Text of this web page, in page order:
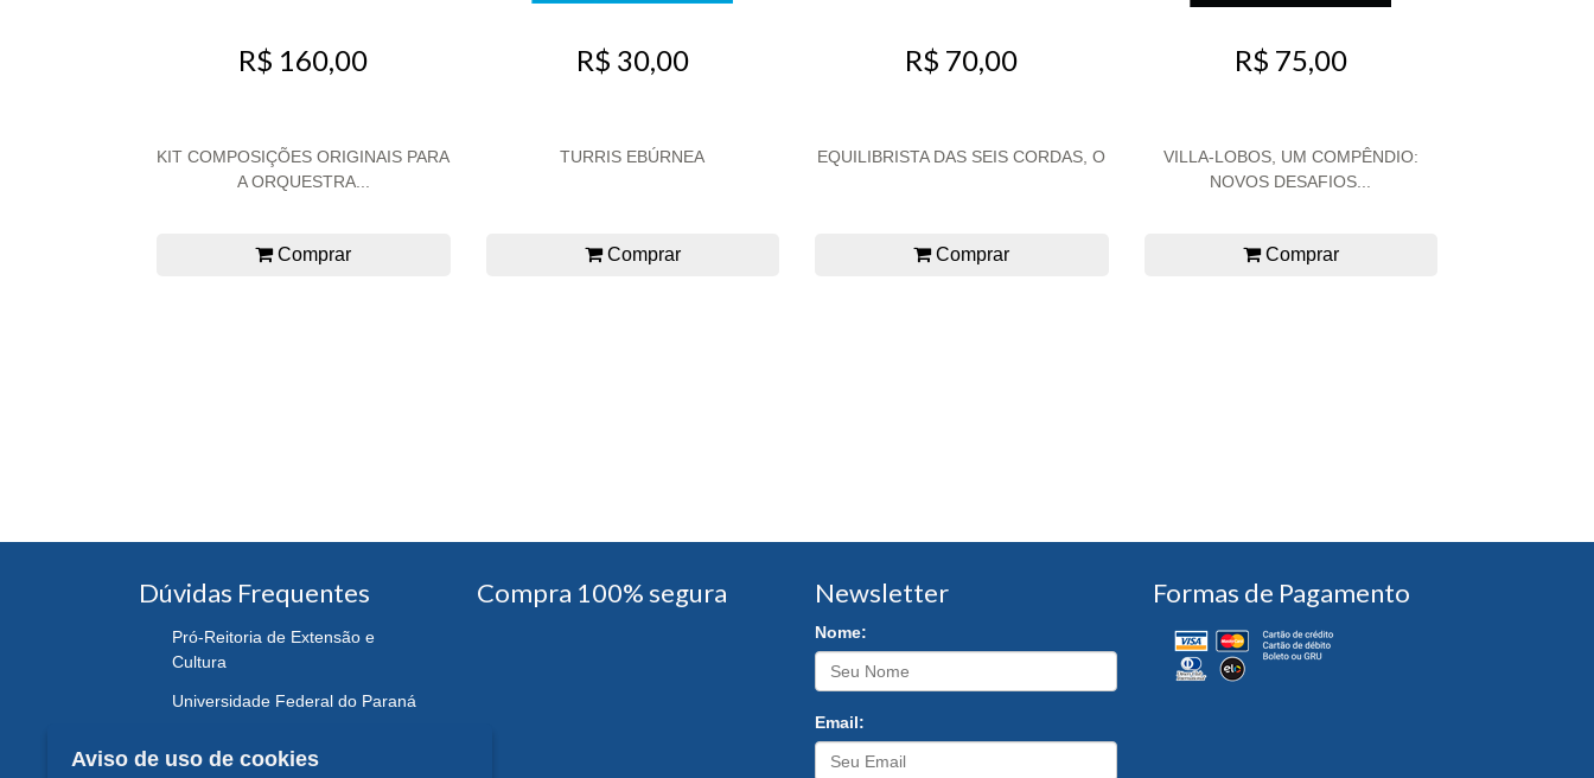
R$ 160,00
KIT COMPOSIÇÕES ORIGINAIS PARA
A ORQUESTRA...
Comprar
R$ 30,00
TURRIS EBÚRNEA
Comprar
R$ 70,00
EQUILIBRISTA DAS SEIS CORDAS, O
Comprar
R$ 75,00
VILLA-LOBOS, UM COMPÊNDIO:
NOVOS DESAFIOS...
Comprar
Dúvidas Frequentes
Pró-Reitoria de Extensão e
Cultura
Universidade Federal do Paraná
Compra 100% segura Newsletter
Nome:
Email:
Formas de Pagamento
Aviso de uso de cookies